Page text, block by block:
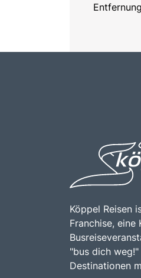
Köppel Reisen
Franchise,
"bus dich weg!"
Destinationen